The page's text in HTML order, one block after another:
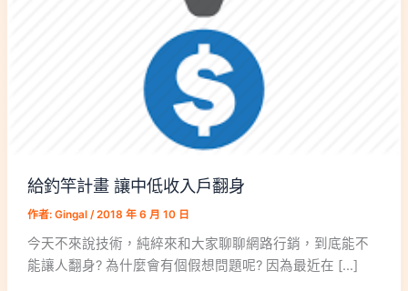
給釣竿計畫 讓中低收入戶翻身
作者: Gingal /2018 年 6 月 10 日
今天不來說技術，純綷來和大家聊聊網路行銷，到底能不
能讓人翻身? 為什麼會有個假想問題呢? 因為最近在 […]